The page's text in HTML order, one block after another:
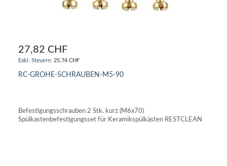
27,82 CHF
25,74 CHF
RC-GROHE-SCHRAUBEN-M5-90
Befestigungsschrauben 2 Stk. kurz (M6x70)
Spülkastenbefestigungsset für Keramikspülkästen RESTCLEAN